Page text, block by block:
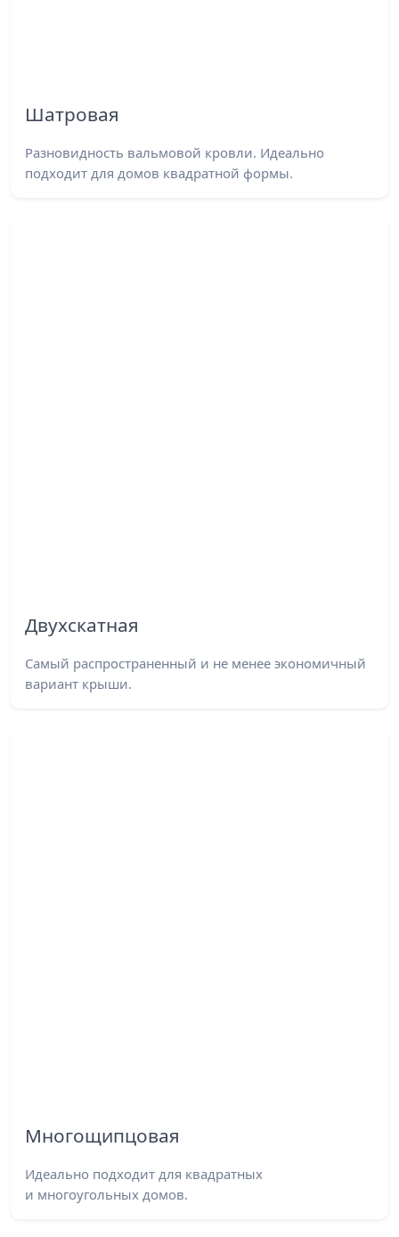
Шатровая
Разновидность вальмовой кровли. Идеально
подходит для домов квадратной формы.
Двухскатная
Самый распространенный и не менее экономичный
вариант крыши.
Многощипцовая
Идеально подходит для квадратных
и многоугольных домов.